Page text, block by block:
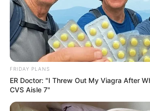
FRIDAY PLANS
ER Doctor: "I Threw Out My Viagra After
CVS Aisle 7"